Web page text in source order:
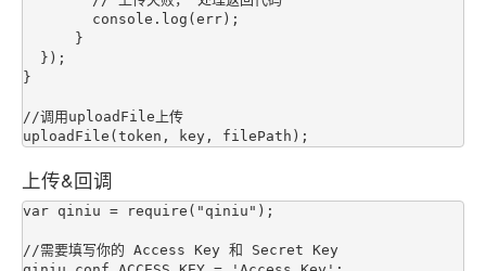
}
//调用uploadFile上传
上传&回调
var qiniu = require("qiniu");
//需要填写你的 Access Key 和 Secret Key